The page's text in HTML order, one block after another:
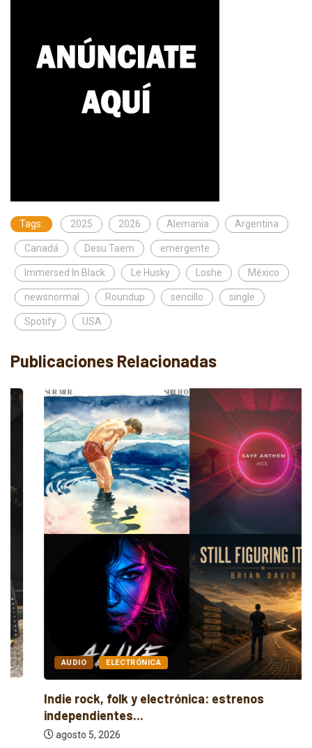
Tags: 2025 2026 Alemania Argentina
Canadá Desu Taem emergente
Immersed In Black Le Husky Loshe México
newsnormal Roundup sencillo single
Spotify USA
Publicaciones Relacionadas
ELECTRÓNICA
Indie rock, folk y electrónica: estrenos
independientes...
agosto 5, 2026